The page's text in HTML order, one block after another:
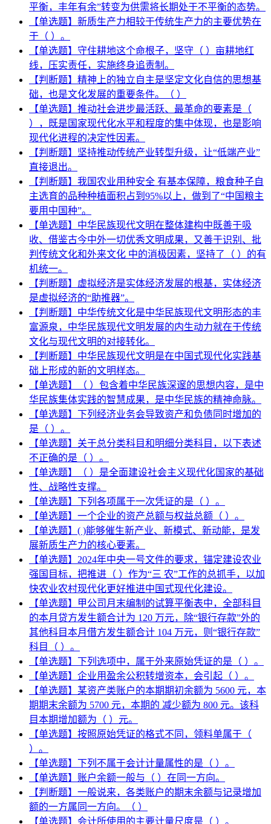
平衡，丰年有余”转变为供需将长期处于不平衡的态势。
【单选题】新质生产力相较于传统生产力的主要优势在
于（ ）。
【单选题】守住耕地这个命根子，坚守（ ）亩耕地红
线，压实责任，实施终身追责制。
【判断题】精神上的独立自主是坚定文化自信的思想基
础，也是文化发展的重要条件。（ ）
【单选题】推动社会进步最活跃、最革命的要素是（
），既是国家现代化水平和程度的集中体现，也是影响
现代化进程的决定性因素。
【判断题】坚持推动传统产业转型升级，让“低端产业”
直接退出。
【判断题】我国农业用种安全 有基本保障，粮食种子自
主选育的品种种植面积占到95%以上，做到了“中国粮主
要用中国种”。
【单选题】中华民族现代文明在整体建构中既善于吸
收、借鉴古今中外一切优秀文明成果，又善于识别、批
判传统文化和外来文化 中的消极因素，坚持了（ ）的有
机统一。
【判断题】虚拟经济是实体经济发展的根基，实体经济
是虚拟经济的“助推器”。
【判断题】中华传统文化是中华民族现代文明形态的丰
富源泉，中华民族现代文明发展的内生动力就在于传统
文化与现代文明的对接转化。
【判断题】中华民族现代文明是在中国式现代化实践基
础上形成的新的文明样态。
【单选题】（ ）包含着中华民族深邃的思想内容，是中
华民族集体实践的智慧成果，是中华民族的精神命脉。
【单选题】下列经济业务会导致资产和负债同时增加的
是（ ）。
【单选题】关于总分类科目和明细分类科目，以下表述
不正确的是（ ）。
【单选题】（ ）是全面建设社会主义现代化国家的基础
性、战略性支撑。
【单选题】下列各项属于一次凭证的是（ ）。
【单选题】一个企业的资产总额与权益总额（ ）。
【单选题】( )能够催生新产业、新模式、新动能，是发
展新质生产力的核心要素。
【单选题】2024年中央一号文件的要求，锚定建设农业
强国目标，把推进（ ）作为“三 农”工作的总抓手，以加
快农业农村现代化更好推进中国式现代化建设。
【单选题】甲公司月末编制的试算平衡表中，全部科目
的本月贷方发生额合计为 120 万元，除“银行存款”外的
其他科目本月借方发生额合计 104 万元，则“银行存款”
科目（ ）。
【单选题】下列选项中，属于外来原始凭证的是（ ）。
【单选题】企业用盈余公积转增资本，会引起（ ）。
【单选题】某资产类账户的本期期初余额为 5600 元，本
期期末余额为 5700 元，本期的 减少额为 800 元。该科
目本期增加额为（ ）元。
【单选题】按照原始凭证的格式不同，领料单属于（
）。
【单选题】下列不属于会计计量属性的是（ ）。
【单选题】账户余额一般与（ ）在同一方向。
【判断题】一般说来，各类账户的期末余额与记录增加
额的一方属同一方向。（ ）
【单选题】会计所使用的主要计量尺度是（ ）。